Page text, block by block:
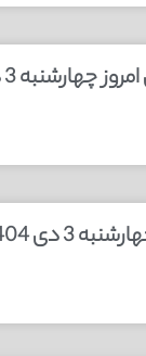
3 دی 1404
3 دی 1404